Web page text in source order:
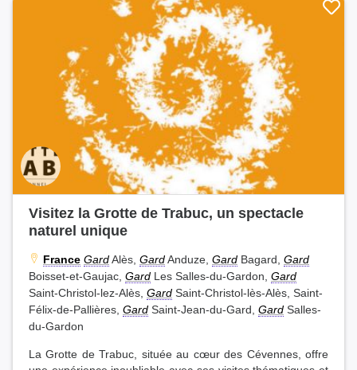
Visitez la Grotte de Trabuc, un spectacle
naturel unique
France GardAlès, GardAnduze, Gard Bagard, Gard
Boisset-et-Gaujac, Gard Les Salles-du-Gardon, Gard
Saint-Christol-lez-Alès, Gard Saint-Christol-lès-Alès, Saint-
Félix-de-Pallières, Gard Saint-Jean-du-Gard, Gard Salles-
du-Gardon
La Grotte de Trabuc, située au cœur des Cévennes, offre